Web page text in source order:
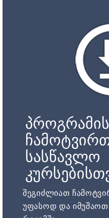
სასწავლო
შეგიძლიათ
უფასოდ და